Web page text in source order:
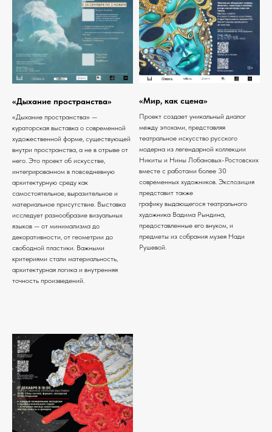
«Дыхание пространства»
«Дыхание пространства» —
кураторская выставка о современной
художественной форме, существующей
внутри пространства, а не в отрыве от
него. Это проект об искусстве,
интегрированном в повседневную
архитектурную среду как
самостоятельное, выразительное и
материальное присутствие. Выставка
исследует разнообразие визуальных
языков — от минимализма до
декоративности, от геометрии до
свободной пластики. Важными
критериями стали материальность,
архитектурная логика и внутренняя
точность произведений.
«Мир, как сцена»
Проект создает уникальный диалог
между эпохами, представляя
театральное искусство русского
модерна из легендарной коллекции
Никиты и Нины Лобановых-Ростовских
вместе с работами более 30
современных художников. Экспозиция
представит также
графику выдающегося театрального
художника Вадима Рындина,
предоставленные его внуком, и
предметы из собрания музея Нади
Рушевой.